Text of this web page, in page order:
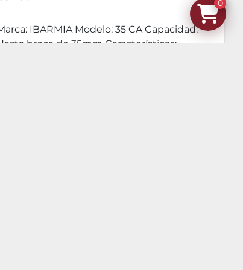
IBARMIA Modelo: 35 CA Capacidad:
broca de 35mm Características: -
0